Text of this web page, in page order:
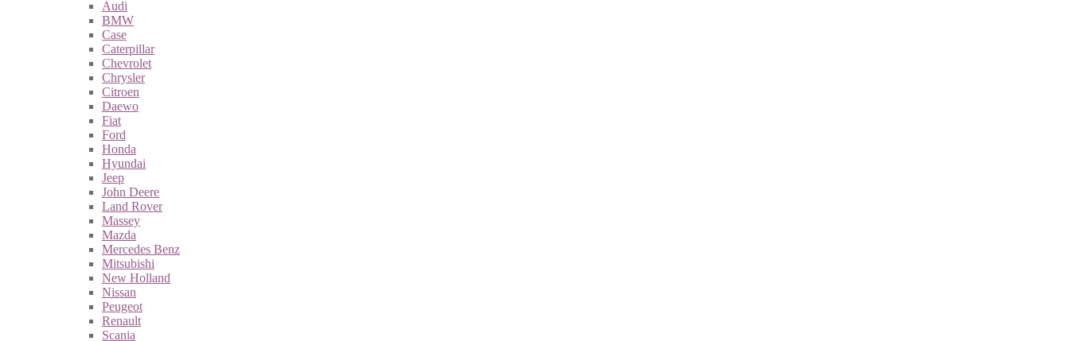
Audi
BMW
Case
Caterpillar
Chevrolet
Chrysler
Citroen
Daewo
Fiat
Ford
Honda
Hyundai
Jeep
John Deere
Land Rover
Massey
Mazda
Mercedes Benz
Mitsubishi
New Holland
Nissan
Peugeot
Renault
Scania